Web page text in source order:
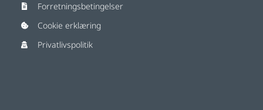
Forretningsbetingelser
Cookie erklæring
Privatlivspolitik